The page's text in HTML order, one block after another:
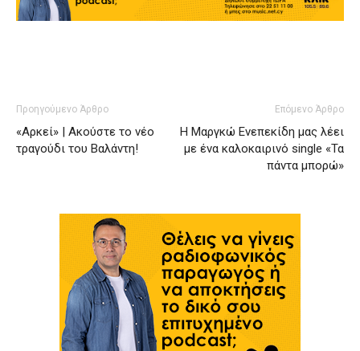
Προηγούμενο Άρθρο
«Αρκεί» | Ακούστε το νέο
τραγούδι του Βαλάντη!
Επόμενο Άρθρο
Η Μαργκώ Ενεπεκίδη μας λέει
με ένα καλοκαιρινό single «Τα
πάντα μπορώ»